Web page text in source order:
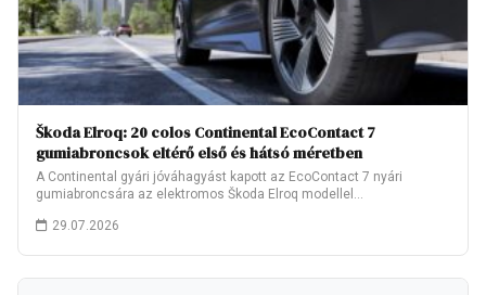
Škoda Elroq: 20 colos Continental EcoContact 7
gumiabroncsok eltérő első és hátsó méretben
A Continental gyári jóváhagyást kapott az EcoContact 7 nyári
gumiabroncsára az elektromos Škoda Elroq modellel…
29.07.2026